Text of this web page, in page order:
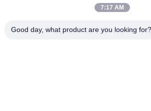
7:17 AM
Good day, what product are you looking for?